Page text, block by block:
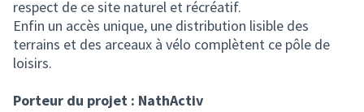
respect de ce site naturel et récréatif.
Enfin un accès unique, une distribution lisible des
terrains et des arceaux à vélo complètent ce pôle de
loisirs.
Porteur du projet : NathActiv